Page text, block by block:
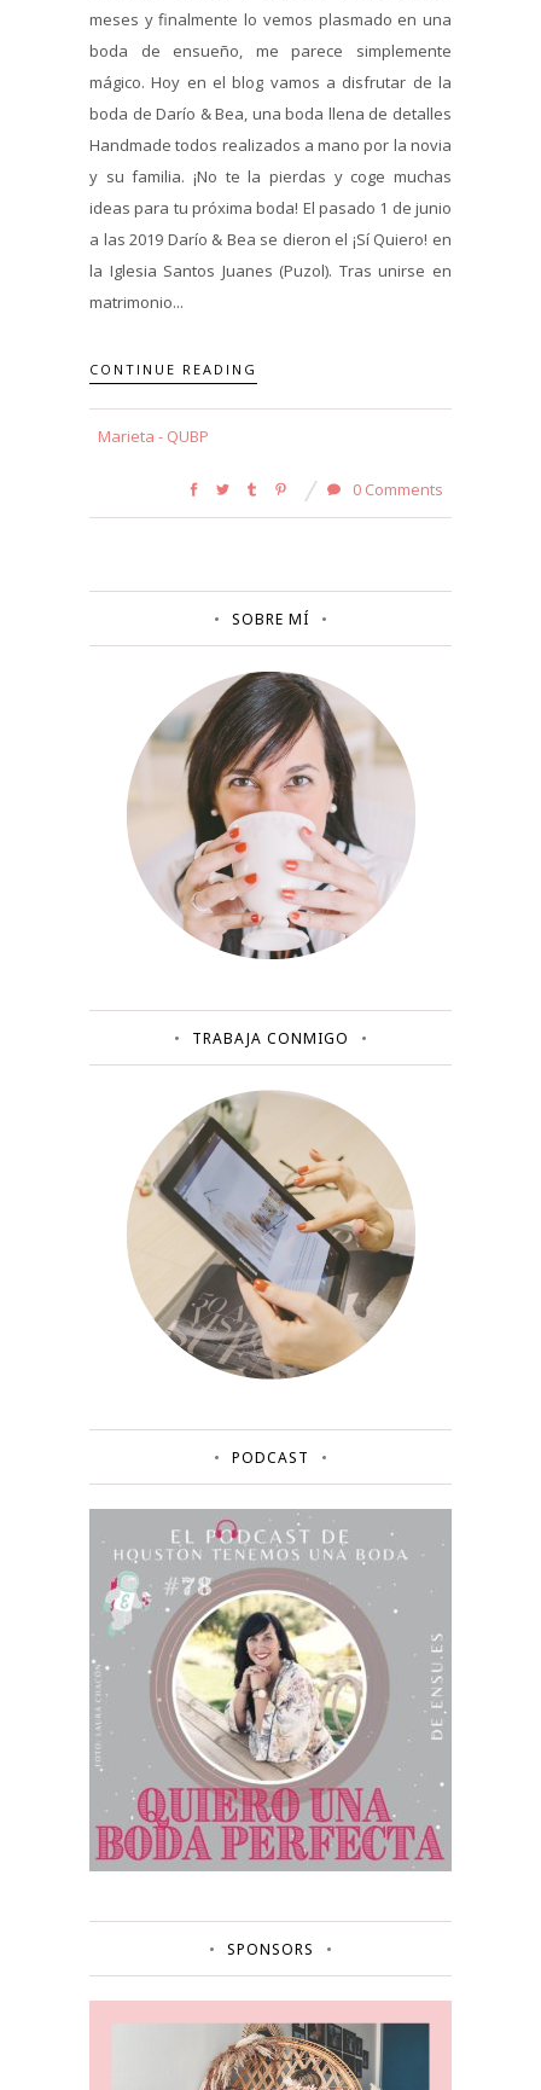
meses y finalmente lo vemos plasmado en una
boda de ensueño, me parece simplemente
mágico. Hoy en el blog vamos a disfrutar de la
boda de Darío & Bea, una boda llena de detalles
Handmade todos realizados a mano por la novia
y su familia. ¡No te la pierdas y coge muchas
ideas para tu próxima boda! El pasado 1 de junio
a las 2019 Darío & Bea se dieron el ¡Sí Quiero! en
la Iglesia Santos Juanes (Puzol). Tras unirse en
matrimonio...
CONTINUE READING
Marieta - QUBP
0 Comments
SOBRE MÍ
TRABAJA CONMIGO
PODCAST
SPONSORS